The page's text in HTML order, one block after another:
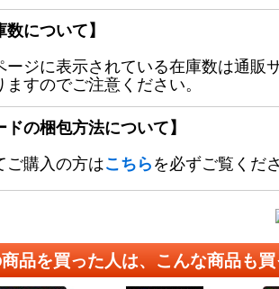
数について】
ージに表示されている在庫数は通販
ますのでご注意ください。
ドの梱包方法について】
ご購入の方はこちら を必ずご覧くだ
品を買った人は、こんな商品も